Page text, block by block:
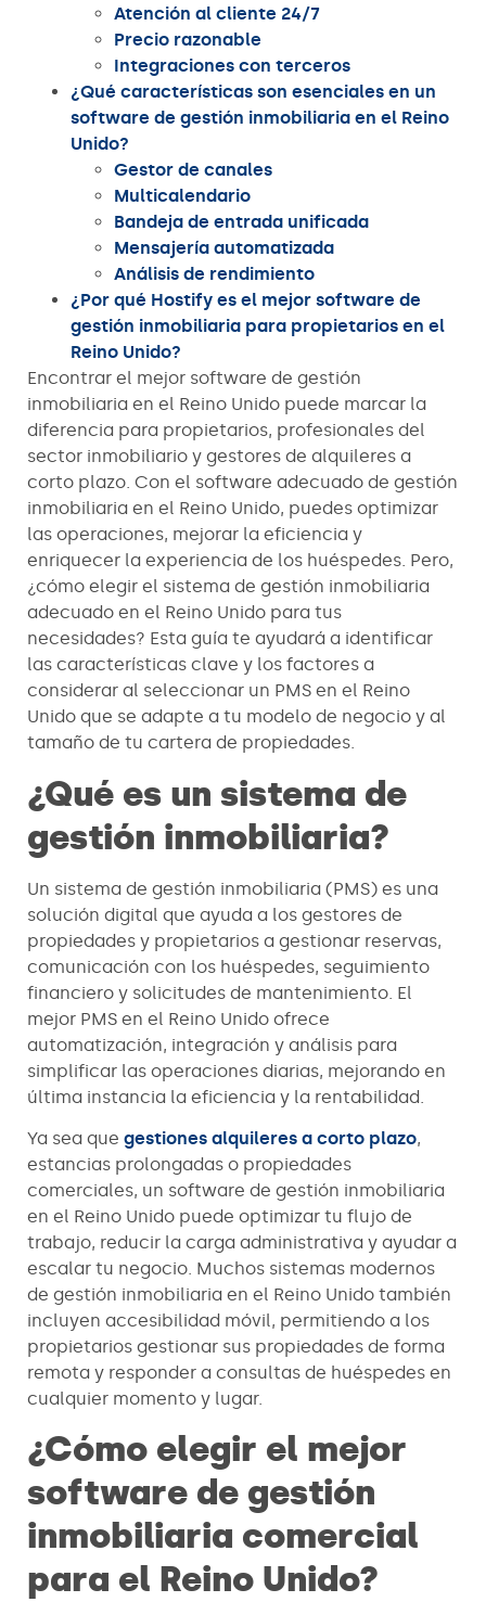
Atención al cliente 24/7
Precio razonable
Integraciones con terceros
¿Qué características son esenciales en un
software de gestión inmobiliaria en el Reino
Unido?
Gestor de canales
Multicalendario
Bandeja de entrada unificada
Mensajería automatizada
Análisis de rendimiento
¿Por qué Hostify es el mejor software de
gestión inmobiliaria para propietarios en el
Reino Unido?
Encontrar el mejor software de gestión
inmobiliaria en el Reino Unido puede marcar la
diferencia para propietarios, profesionales del
sector inmobiliario y gestores de alquileres a
corto plazo. Con el software adecuado de gestión
inmobiliaria en el Reino Unido, puedes optimizar
las operaciones, mejorar la eficiencia y
enriquecer la experiencia de los huéspedes. Pero,
¿cómo elegir el sistema de gestión inmobiliaria
adecuado en el Reino Unido para tus
necesidades? Esta guía te ayudará a identificar
las características clave y los factores a
considerar al seleccionar un PMS en el Reino
Unido que se adapte a tu modelo de negocio y al
tamaño de tu cartera de propiedades.
¿Qué es un sistema de
gestión inmobiliaria?
Un sistema de gestión inmobiliaria (PMS) es una
solución digital que ayuda a los gestores de
propiedades y propietarios a gestionar reservas,
comunicación con los huéspedes, seguimiento
financiero y solicitudes de mantenimiento. El
mejor PMS en el Reino Unido ofrece
automatización, integración y análisis para
simplificar las operaciones diarias, mejorando en
última instancia la eficiencia y la rentabilidad.
Ya sea que gestiones alquileres a corto plazo,
estancias prolongadas o propiedades
comerciales, un software de gestión inmobiliaria
en el Reino Unido puede optimizar tu flujo de
trabajo, reducir la carga administrativa y ayudar a
escalar tu negocio. Muchos sistemas modernos
de gestión inmobiliaria en el Reino Unido también
incluyen accesibilidad móvil, permitiendo a los
propietarios gestionar sus propiedades de forma
remota y responder a consultas de huéspedes en
cualquier momento y lugar.
¿Cómo elegir el mejor
software de gestión
inmobiliaria comercial
para el Reino Unido?